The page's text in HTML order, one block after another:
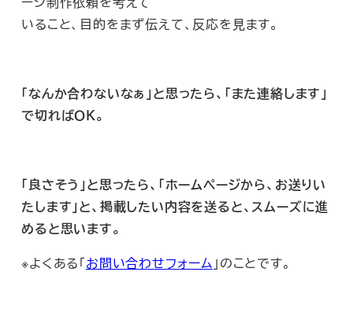
いること、目的をまず伝えて、反応を見ます。
「なんか合わないなぁ」と思ったら、「また連絡します」
で切ればＯＫ。
「良さそう」と思ったら、「ホームページから、お送りい
たします」と、掲載したい内容を送ると、スムーズに進
めると思います。
※よくある「お問い合わせフォーム 」のことです。